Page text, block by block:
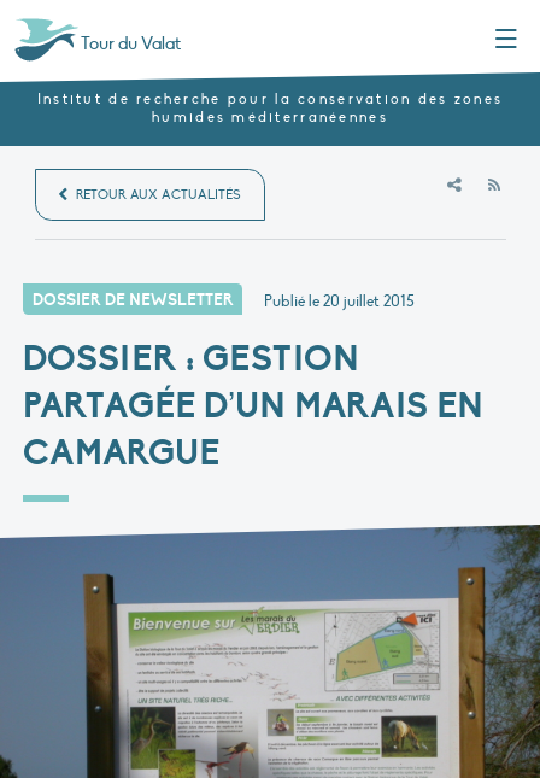
Tour du Valat
Institut de recherche pour la conservation des zones
humides méditerranéennes
RETOUR AUX ACTUALITÉS
DOSSIER DE NEWSLETTER Publié le20 juillet 2015
DOSSIER : GESTION
PARTAGÉE D’UN MARAIS EN
CAMARGUE